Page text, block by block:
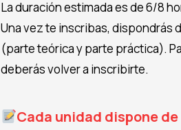
La duración estimada es de 6/8
Una vez te inscribas, dispondrás
(parte teórica y parte práctica).
deberás volver a inscribirte.
Cada unidad dispone